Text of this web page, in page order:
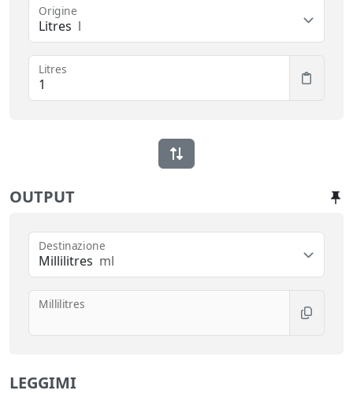
Litres l
Origine
Litres
OUTPUT
Millilitres ml
Destinazione
Millilitres
LEGGIMI